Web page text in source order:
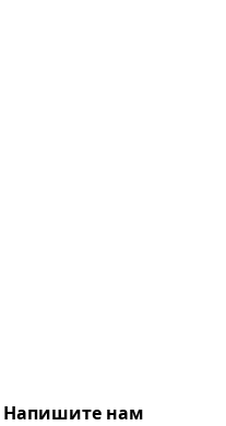
Напишите нам